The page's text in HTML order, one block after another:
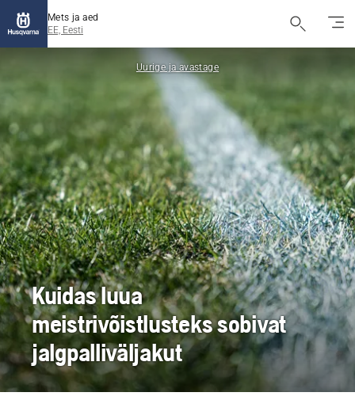
Mets ja aed
EE, Eesti
Uurige ja avastage
Kuidas luua
meistrivõistlusteks sobivat
jalgpalliväljakut